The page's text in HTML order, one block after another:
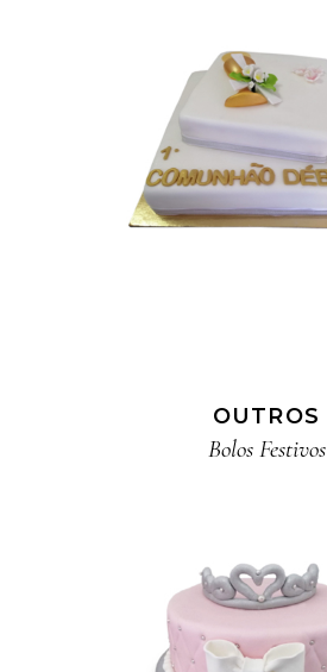
OUTROS
Bolos Festivos